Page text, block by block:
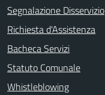
Segnalazione Disservizio
Richiesta d'Assistenza
Bacheca Servizi
Statuto Comunale
Whistleblowing